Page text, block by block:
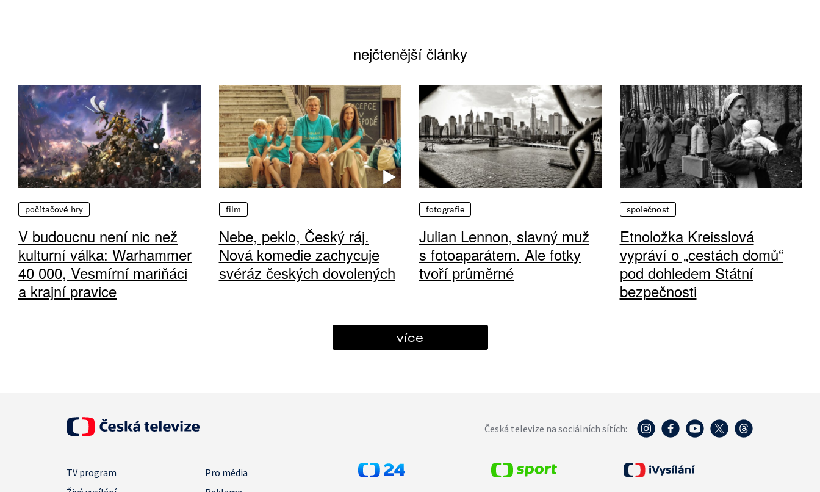
nejčtenější články
počítačové hry
V budoucnu není nic než
kulturní válka: Warhammer
40 000, Vesmírní mariňáci
a krajní pravice
film
Nebe, peklo, Český ráj.
Nová komedie zachycuje
svéráz českých dovolených
fotografie
Julian Lennon, slavný muž
s fotoaparátem. Ale fotky
tvoří průměrné
společnost
Etnoložka Kreisslová
vypráví o „cestách domů“
pod dohledem Státní
bezpečnosti
více
Česká televize na sociálních sítích:
TV program
Pro média